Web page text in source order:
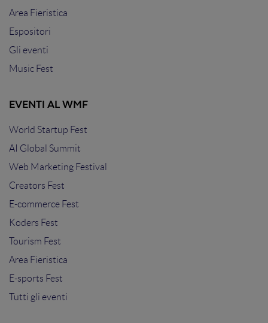
Area Fieristica
Espositori
Gli eventi
Music Fest
EVENTI AL WMF
World Startup Fest
AI Global Summit
Web Marketing Festival
Creators Fest
E-commerce Fest
Koders Fest
Tourism Fest
Area Fieristica
E-sports Fest
Tutti gli eventi